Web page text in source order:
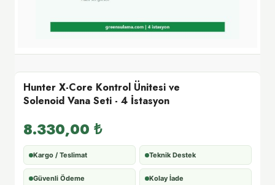
Hunter X-Core Kontrol Ünitesi ve
Solenoid Vana Seti - 4 İstasyon
8.330,00 ₺
Kargo / Teslimat Teknik Destek
Güvenli Ödeme Kolay İade